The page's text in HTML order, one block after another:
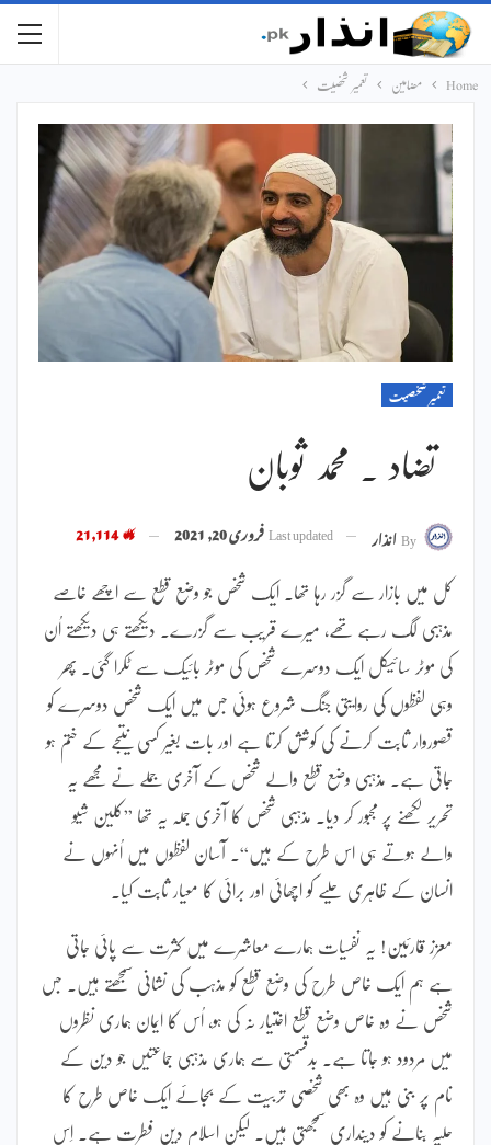
Home مضامین تعمیر شخصیت
تعمیر شخصیت
تضاد ۔ محمد ثوبان
Byانذار Last updatedفروری 20, 2021 21,114
کل میں بازار سے گزر رہا تھا۔ ایک شخص جو وضع قطع سے اچھے خاصے
مذہبی لگ رہے تھے، میرے قریب سے گزرے۔ دیکھتے ہی دیکھتے اُن
کی موٹر سائیکل ایک دوسرے شخص کی موٹر بائیک سے ٹکرا گئی۔ پھر
وہی لفظوں کی روایتی جنگ شروع ہوئی جس میں ایک شخص دوسرے کو
قصوروار ثابت کرنے کی کوشش کرتا ہے اور بات بغیر کسی نتیجے کے ختم ہو
جاتی ہے۔ مذہبی وضع قطع والے شخص کے آخری جملے نے مجھے یہ
تحریر لکھنے پر مجبور کر دیا۔ مذہبی شخص کا آخری جملہ یہ تھا ”کلین شیو
والے ہوتے ہی اس طرح کے ہیں“۔ آسان لفظوں میں اُنہوں نے
انسان کے ظاہری حلیے کو اچھائی اور برائی کا معیار ثابت کیا۔
معزز قارئین! یہ نفسیات ہمارے معاشرے میں کثرت سے پائی جاتی
ہے ہم ایک خاص طرح کی وضع قطع کو مذہب کی نشانی سمجھتے ہیں۔ جس
شخص نے وہ خاص وضع قطع اختیار نہ کی ہو، اُس کا ایمان ہماری نظروں
میں مردود ہو جاتا ہے۔ بدقسمتی سے ہماری مذہبی جماعتیں جو دین کے
نام پر بنی ہیں وہ بھی شخصی تربیت کے بجائے ایک خاص طرح کا
حلیہ بنانے کو دینداری سمجھتی ہیں۔ لیکن اسلام دینِ فطرت ہے۔ اِس